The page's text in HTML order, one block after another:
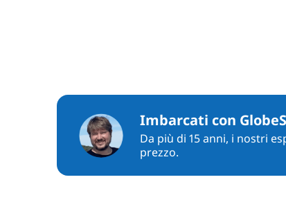
Imbarcati con
Da più di 15 anni, i nostri
prezzo.